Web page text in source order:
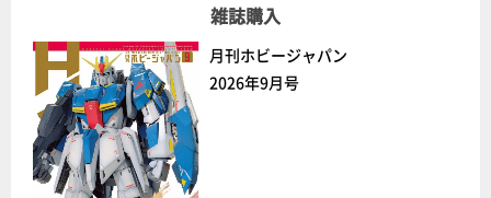
雑誌購入
月刊ホビージャパン
2026年9月号